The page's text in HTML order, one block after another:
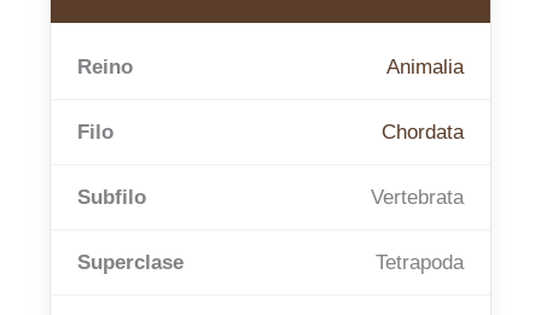
Reino Animalia
Filo Chordata
Subfilo Vertebrata
Superclase Tetrapoda